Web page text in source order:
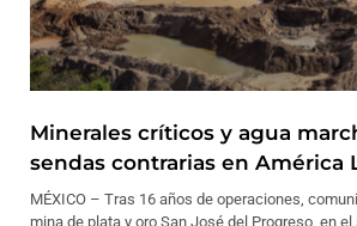
Minerales críticos y agua
sendas contrarias en América
MÉXICO – Tras 16 años de operaciones,
mina de plata y oro San José del Progreso, en